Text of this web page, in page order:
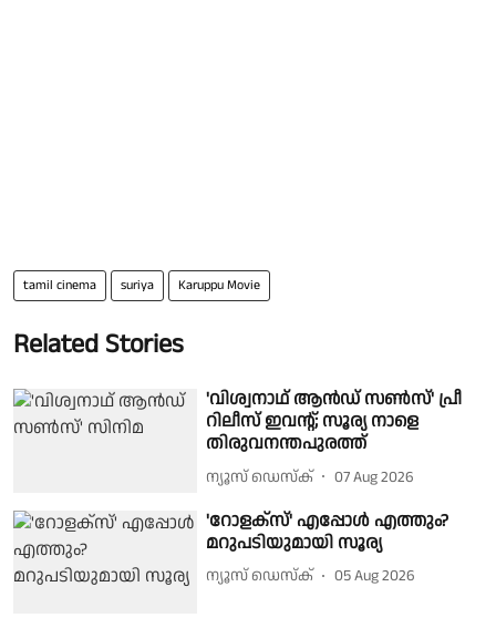
tamil cinema suriya Karuppu Movie
Related Stories
'വിശ്വനാഥ് ആൻഡ് സൺസ്' പ്രീ
റിലീസ് ഇവന്റ്; സൂര്യ നാളെ
തിരുവനന്തപുരത്ത്
ന്യൂസ് ഡെസ്ക് 07 Aug 2026
'റോളക്സ്' എപ്പോൾ എത്തും?
മറുപടിയുമായി സൂര്യ
ന്യൂസ് ഡെസ്ക് 05 Aug 2026